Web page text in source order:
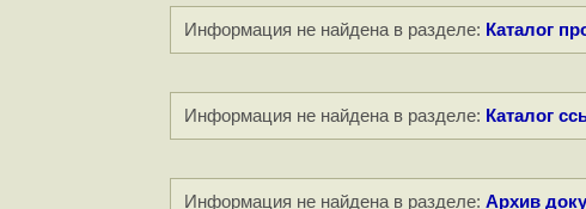
Информация не найдена в разделе: Каталог
Информация не найдена в разделе: Каталог
Информация не найдена в разделе: Архив